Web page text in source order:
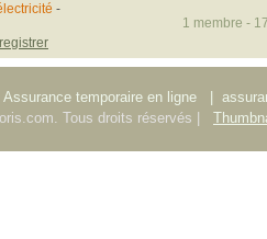
-
1 membre -
Assurance temporaire en ligne
Tous droits réservés |